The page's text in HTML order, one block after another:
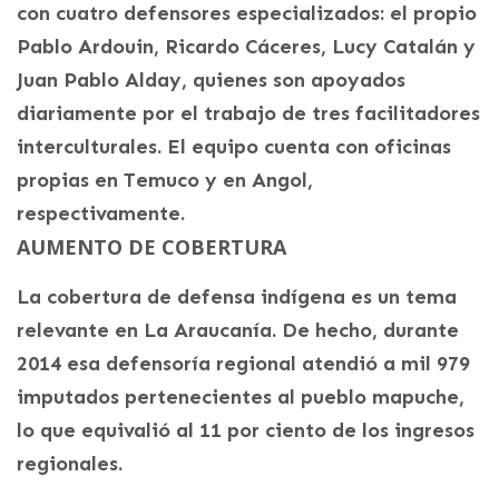
con cuatro defensores especializados: el propio
Pablo Ardouin, Ricardo Cáceres, Lucy Catalán y
Juan Pablo Alday, quienes son apoyados
diariamente por el trabajo de tres facilitadores
interculturales. El equipo cuenta con oficinas
propias en Temuco y en Angol,
respectivamente.
AUMENTO DE COBERTURA
La cobertura de defensa indígena es un tema
relevante en La Araucanía. De hecho, durante
2014 esa defensoría regional atendió a mil 979
imputados pertenecientes al pueblo mapuche,
lo que equivalió al 11 por ciento de los ingresos
regionales.